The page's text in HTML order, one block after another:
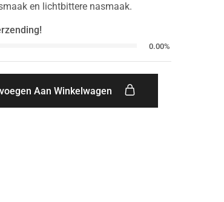
en lichtbittere nasmaak.
0.00%
Aan Winkelwagen